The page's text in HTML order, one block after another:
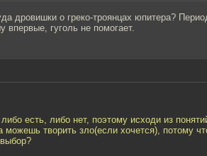
дровишки о греко-троянцах юпитера?
гуголь не помогает.
есть, либо нет, поэтому исходи из
творить зло(если хочется), потому